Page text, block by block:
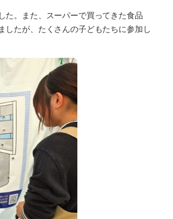
た。また、スーパーで買ってきた食品
したが、たくさんの子どもたちに参加し